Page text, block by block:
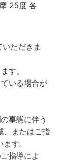
25度 各
ただきま
す。
いる場合が
事態に伴う
、またはご指
す。
指導によ